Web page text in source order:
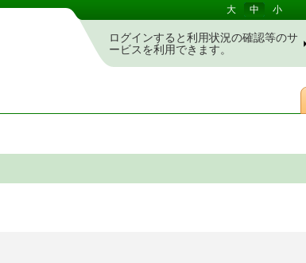
大 中 小
ログインすると利用状況の確認等のサ
ービスを利用できます。